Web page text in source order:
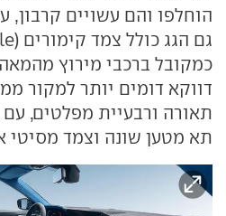
הוחלפו והם עשויים קרבון,
כמקובל ברכבי מירוץ
דווקא דומים יותר למקור
תאורה ורבעיית מפלטים,
תא מטען שונה וצמד מסיטי